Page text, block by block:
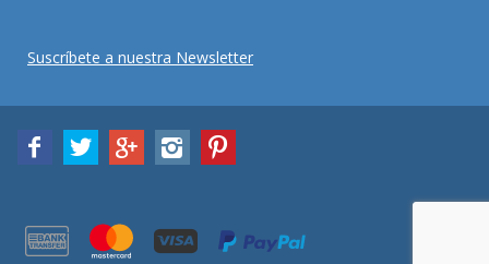
Suscríbete a nuestra Newsletter